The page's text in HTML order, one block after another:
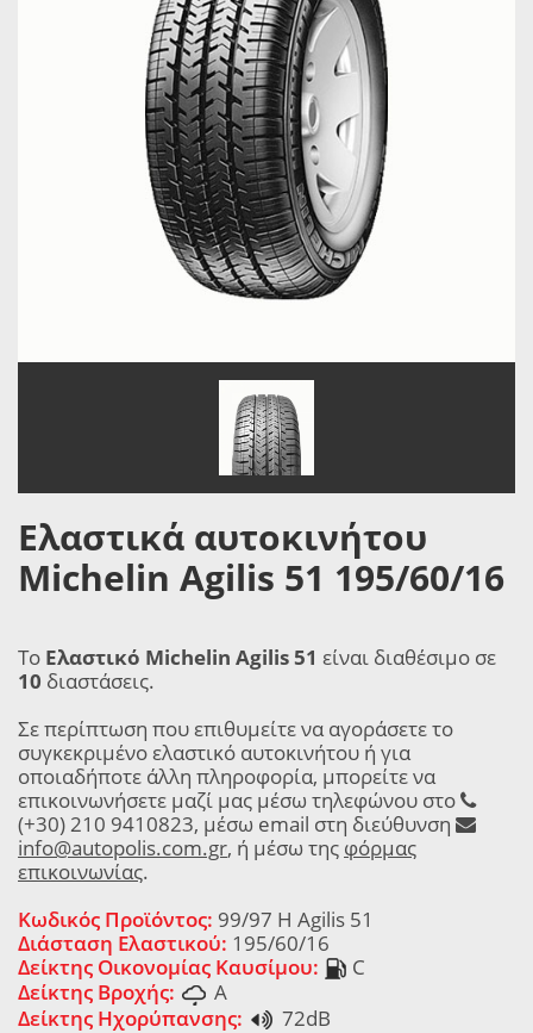
Ελαστικά αυτοκινήτου
Michelin Agilis 51 195/60/16
Το Ελαστικό Michelin Agilis 51 είναι διαθέσιμο σε
10 διαστάσεις.
Σε περίπτωση που επιθυμείτε να αγοράσετε το
συγκεκριμένο ελαστικό αυτοκινήτου ή για
οποιαδήποτε άλλη πληροφορία, μπορείτε να
επικοινωνήσετε μαζί μας μέσω τηλεφώνου στο
(+30) 210 9410823, μέσω email στη διεύθυνση
info@autopolis.com.gr, ή μέσω της φόρμας
επικοινωνίας.
Κωδικός Προϊόντος: 99/97 H Agilis 51
Διάσταση Ελαστικού: 195/60/16
Δείκτης Οικονομίας Καυσίμου:
C
Δείκτης Βροχής:
A
Δείκτης Ηχορύπανσης:
72dB